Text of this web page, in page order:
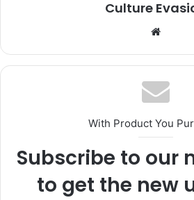
Culture
With Product You
Subscribe to our
to get the new